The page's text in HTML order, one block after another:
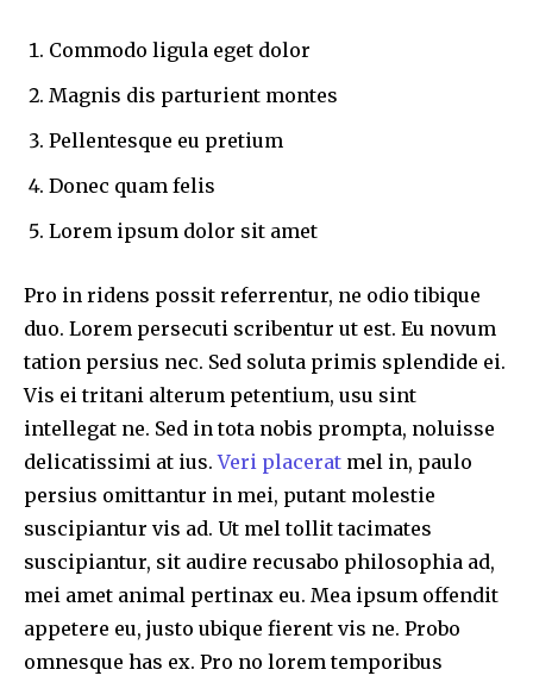
Commodo ligula eget dolor
Magnis dis parturient montes
Pellentesque eu pretium
Donec quam felis
Lorem ipsum dolor sit amet
Pro in ridens possit referrentur, ne odio tibique
duo. Lorem persecuti scribentur ut est. Eu novum
tation persius nec. Sed soluta primis splendide ei.
Vis ei tritani alterum petentium, usu sint
intellegat ne. Sed in tota nobis prompta, noluisse
delicatissimi at ius.Veri placerat mel in, paulo
persius omittantur in mei, putant molestie
suscipiantur vis ad. Ut mel tollit tacimates
suscipiantur, sit audire recusabo philosophia ad,
mei amet animal pertinax eu. Mea ipsum offendit
appetere eu, justo ubique fierent vis ne. Probo
omnesque has ex. Pro no lorem temporibus